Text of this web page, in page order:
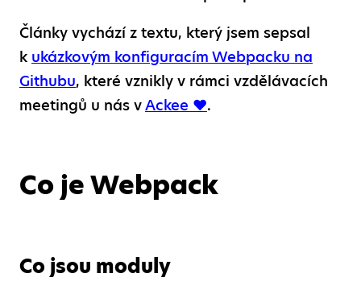
Články vychází z textu, který jsem sepsal
k ukázkovým konfiguracím Webpacku na
Githubu, které vznikly v rámci vzdělávacích
meetingů u nás vAckee ❤.
Co je Webpack
Co jsou moduly